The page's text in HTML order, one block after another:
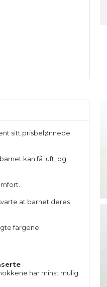
sitt prisbelønnede
kan få luft, og
at barnet deres
fargene.
har minst mulig